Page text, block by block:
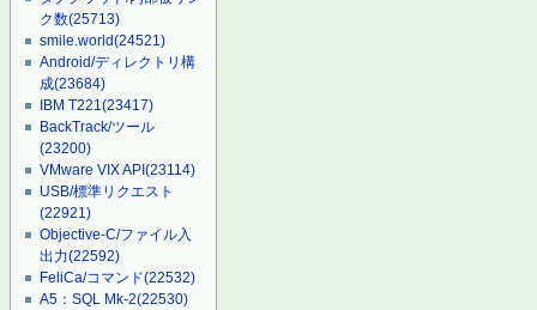
ク数(25713)
smile.world(24521)
Android/ディレクトリ構
成(23684)
IBM T221(23417)
BackTrack/ツール
(23200)
VMware VIX API(23114)
USB/標準リクエスト
(22921)
Objective-C/ファイル入
出力(22592)
FeliCa/コマンド(22532)
A5：SQL Mk-2(22530)